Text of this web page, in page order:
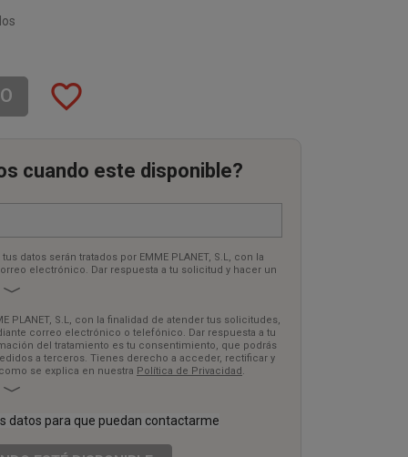
favorite_border
cuando este disponible?
datos serán tratados por EMME PLANET, S.L, con la
electrónico. Dar respuesta a tu solicitud y hacer un
derecho a acceder, rectificar y suprimir tus datos, así
PLANET, S.L, con la finalidad de atender tus solicitudes,
correo electrónico o telefónico. Dar respuesta a tu
del tratamiento es tu consentimiento, que podrás
a terceros. Tienes derecho a acceder, rectificar y
se explica en nuestra Política de Privacidad.
datos para que puedan contactarme